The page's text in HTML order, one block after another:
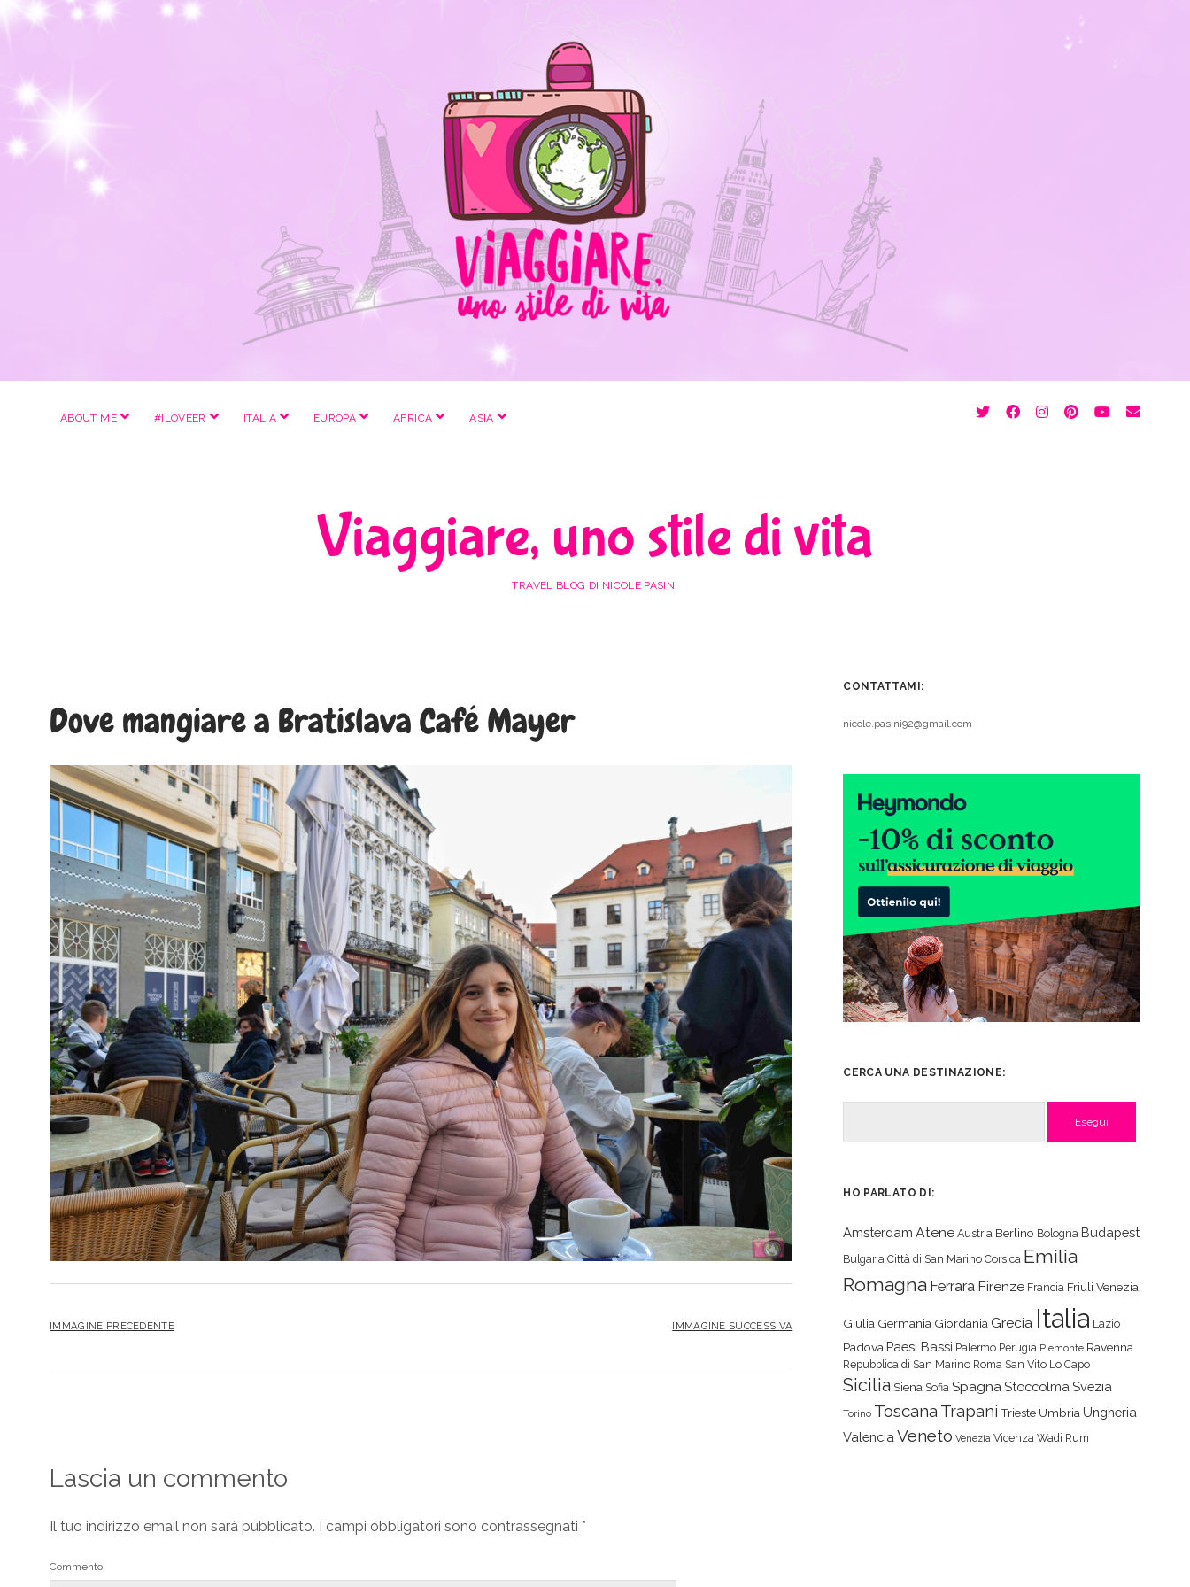
ABOUT ME apri
#ILOVEER apri
ITALIA apri
EUROPA apri
AFRICA apri
ASIA apri
twitterfacebookinstagram
pinterest
youtube
email
Viaggiare, uno stile di vita
TRAVEL BLOG DI NICOLE PASINI
Dove mangiare a Bratislava Café Mayer
IMMAGINE PRECEDENTE IMMAGINE SUCCESSIVA
Lascia un commento
Il tuo indirizzo email non sarà pubblicato. I campi obbligatori sono contrassegnati *
Commento
CONTATTAMI:
nicole.pasini92@gmail.com
CERCA UNA DESTINAZIONE:
HO PARLATO DI:
Amsterdam Atene Austria Berlino Bologna Budapest
Bulgaria Città di San Marino Corsica Emilia
Romagna Ferrara Firenze Francia Friuli Venezia
Giulia Germania Giordania Grecia Italia Lazio
Padova Paesi Bassi Palermo Perugia Piemonte Ravenna
Repubblica di San Marino Roma San Vito Lo Capo
Sicilia Siena Sofia SpagnaStoccolma Svezia
Torino Toscana Trapani Trieste Umbria Ungheria
Valencia Veneto Venezia Vicenza Wadi Rum